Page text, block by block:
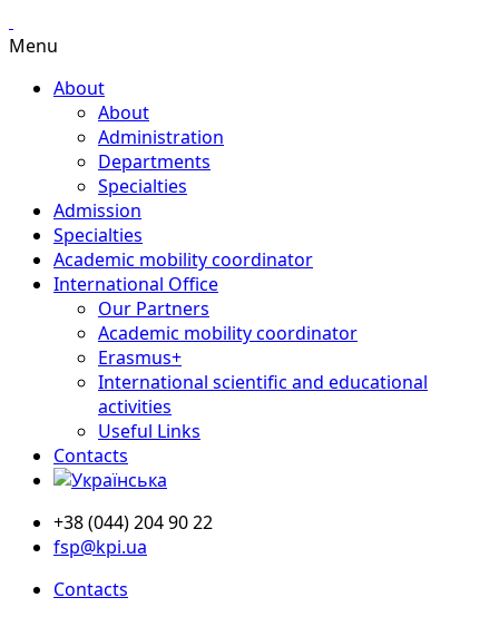
Menu
About
About
Administration
Departments
Specialties
Admission
Specialties
Academic mobility coordinator
International Office
Our Partners
Academic mobility coordinator
Erasmus+
International scientific and educational
activities
Useful Links
Contacts
+38 (044) 204 90 22
fsp@kpi.ua
Contacts